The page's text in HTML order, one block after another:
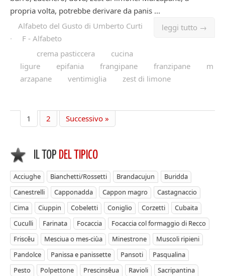
propria volta, potrebbe derivare da panis ...
leggi tutto →
Alfabeto del Gusto di Umberto Curti
·
F - Alfabeto
crema pasticcera
cucina
ligure
epifania frangipane franzipane
m
arzapane
ventimiglia zest di limone
1 2 Successivo »
IL TOP DEL TIPICO
Acciughe Bianchetti/Rossetti Brandacujun
Buridda
Canestrelli
Capponadda Cappon magro
Castagnaccio
Cima
Ciuppin Cobeletti Coniglio Corzetti
Cubaita
Cuculli
Farinata Focaccia
Focaccia col formaggio di Recco
Friscêu
Mesciua o mes-ciùa Minestrone
Muscoli ripieni
Pandolce
Panissa e panissette Pansoti
Pasqualina
Pesto
Polpettone Prescinsêua Ravioli Sacripantina